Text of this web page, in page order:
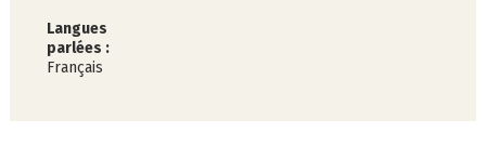
Langues
parlées :
Français